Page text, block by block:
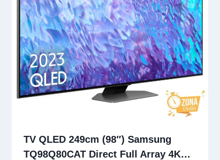
TV QLED 249cm (98″) Samsung
TQ98Q80CAT Direct Full Array 4K…